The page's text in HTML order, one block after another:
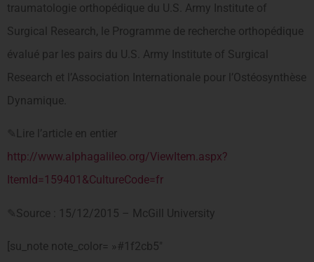
traumatologie orthopédique du U.S. Army Institute of
Surgical Research, le Programme de recherche orthopédique
évalué par les pairs du U.S. Army Institute of Surgical
Research et l’Association Internationale pour l’Ostéosynthèse
Dynamique.
✎Lire l’article en entier
http://www.alphagalileo.org/ViewItem.aspx?
ItemId=159401&CultureCode=fr
✎Source : 15/12/2015 – McGill University
[su_note note_color= »#1f2cb5″